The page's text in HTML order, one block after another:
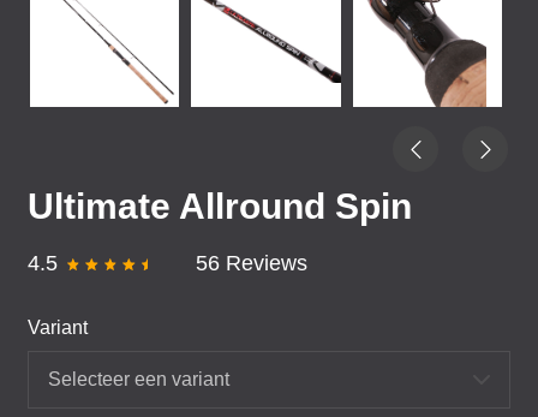
Ultimate Allround Spin
4.5 56 Reviews
Variant
Selecteer een variant